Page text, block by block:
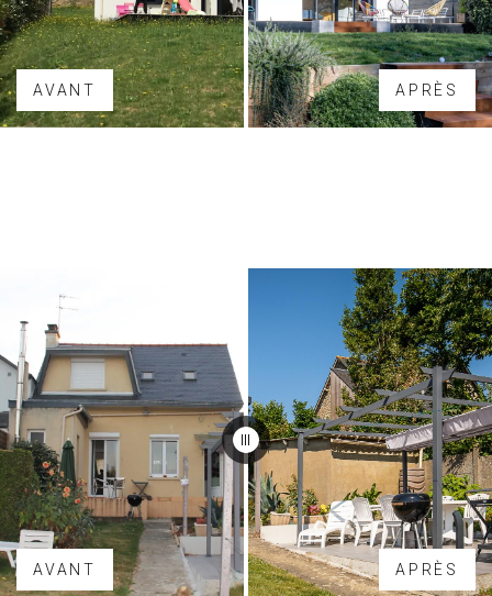
AVANT APRÈS
AVANT APRÈS